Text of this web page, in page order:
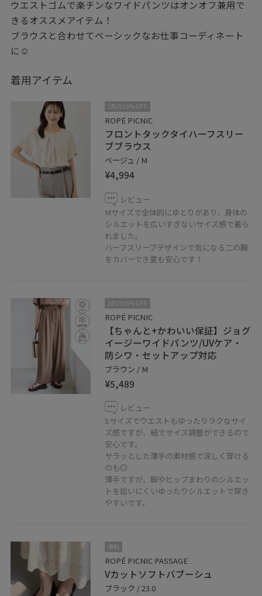
ウエストゴムで楽チンなワイドパンツはオンオフ兼用で
きるオススメアイテム！
ブラウスと合わせてベーシックなお仕事コーディネート
に☺︎
着用アイテム
2BUY10%OFF
ROPÉ PICNIC
フロントタックタイハーフスリー
ブブラウス
ベージュ / M
¥4,994
レビュー
Mサイズで全体的にゆとりがあり、身体の
シルエットを広いすぎないサイズ感で着ら
れました。
ハーフスリーブデザインで気になる二の腕
をカバーでき夏も安心です！
2BUY10%OFF
ROPÉ PICNIC
【ちゃんと+かわいい保証】ジョグ
イージーワイドパンツ/UVケア・
防シワ・セットアップ対応
ブラウン / M
¥5,489
レビュー
Sサイズでウエストもゆったりラクなサイ
ズ感ですが、紐でサイズ調整ができるので
安心です。
サラッとした薄手の素材感で涼しく穿ける
のも◎
薄手ですが、脚やヒップまわりのシルエッ
トを拾いにくいゆったりシルエットで穿き
やすいです。
予約
ROPÉ PICNIC PASSAGE
Vカットソフトバブーシュ
ブラック / 23.0